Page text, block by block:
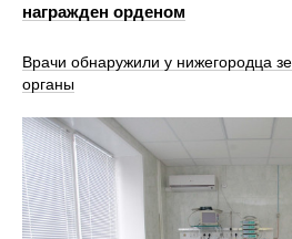
награжден орденом
Врачи обнаружили у нижегородца
органы